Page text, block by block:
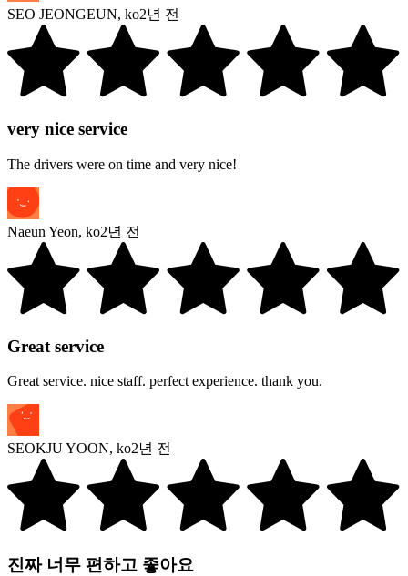
SEO JEONGEUN, ko2년 전
very nice service
The drivers were on time and very nice!
Naeun Yeon, ko2년 전
Great service
Great service. nice staff. perfect experience. thank you.
SEOKJU YOON, ko2년 전
진짜 너무 편하고 좋아요